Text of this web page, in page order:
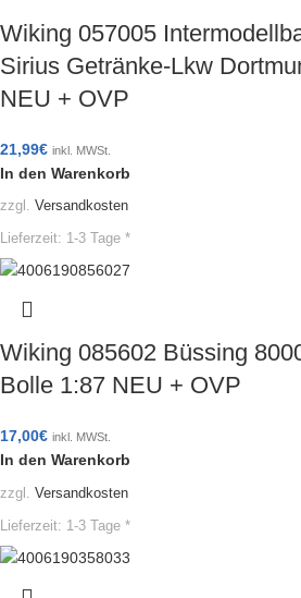
Wiking 057005
Sirius Getränke-Lkw
NEU + OVP
21,99€ inkl. MWSt.
In den Warenkorb
zzgl. Versandkosten
Lieferzeit: 1-3 Tage *
Wiking 085602 Büssing
Bolle 1:87 NEU + OVP
17,00€ inkl. MWSt.
In den Warenkorb
zzgl. Versandkosten
Lieferzeit: 1-3 Tage *